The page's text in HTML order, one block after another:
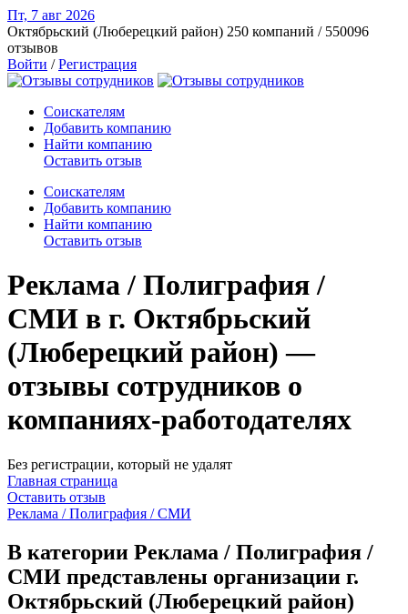
Пт, 7 авг 2026
Октябрьский (Люберецкий район) 250 компаний / 550096
отзывов
Войти /Регистрация
Соискателям
Добавить компанию
Найти компанию
Оставить отзыв
Соискателям
Добавить компанию
Найти компанию
Оставить отзыв
Реклама / Полиграфия /
СМИ в г. Октябрьский
(Люберецкий район) —
отзывы сотрудников о
компаниях-работодателях
Без регистрации, который не удалят
Главная страница
Оставить отзыв
Реклама / Полиграфия / СМИ
В категории Реклама / Полиграфия /
СМИ представлены организации г.
Октябрьский (Люберецкий район)